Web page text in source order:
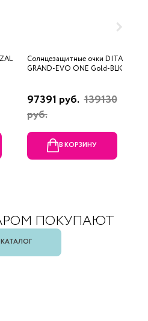
Солнцезащитные очки DITA
GRAND-EVO ONE Gold-BLK
97391 руб. 139130
руб.
В КОРЗИНУ
ПОКУПАЮТ
КАТАЛОГ